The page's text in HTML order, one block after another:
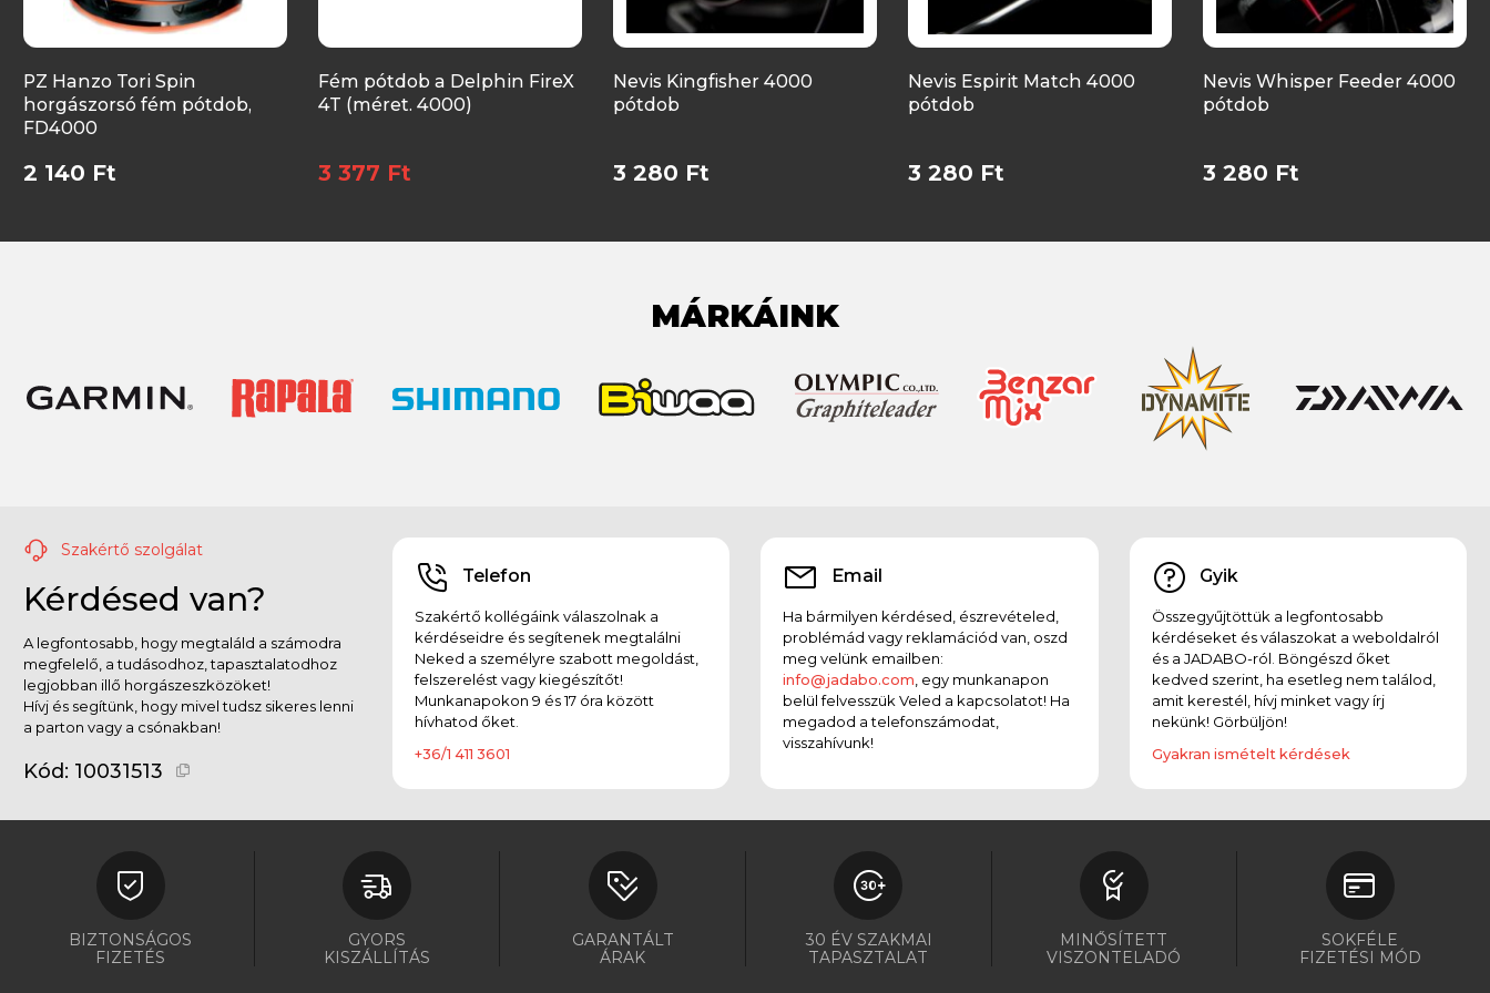
PZ Hanzo Tori Spin
horgászorsó fém pótdob,
FD4000
2 140 Ft
Fém pótdob a Delphin FireX
4T (méret. 4000)
3 377 Ft
Nevis Kingfisher 4000
pótdob
3 280 Ft
Nevis Espirit Match 4000
pótdob
3 280 Ft
Nevis Whisper Feeder 4000
pótdob
3 280 Ft
MÁRKÁINK
Szakértő szolgálat
Kérdésed van?
A legfontosabb, hogy megtaláld a számodra
megfelelő, a tudásodhoz, tapasztalatodhoz
legjobban illő horgászeszközöket!
Hívj és segítünk, hogy mivel tudsz sikeres lenni
a parton vagy a csónakban!
Kód: 10031513
Telefon
Szakértő kollégáink válaszolnak a
kérdéseidre és segítenek megtalálni
Neked a személyre szabott megoldást,
felszerelést vagy kiegészítőt!
Munkanapokon 9 és 17 óra között
hívhatod őket.
+36/1 411 3601
Email
Ha bármilyen kérdésed, észrevételed,
problémád vagy reklamációd van, oszd
meg velünk emailben:
info@jadabo.com , egy munkanapon
belül felvesszük Veled a kapcsolatot! Ha
megadod a telefonszámodat,
visszahívunk!
Gyik
Összegyűjtöttük a legfontosabb
kérdéseket és válaszokat a weboldalról
és a JADABO-ról. Böngészd őket
kedved szerint, ha esetleg nem találod,
amit kerestél, hívj minket vagy írj
nekünk! Görbüljön!
Gyakran ismételt kérdések
BIZTONSÁGOS
FIZETÉS
GYORS
KISZÁLLÍTÁS
GARANTÁLT
ÁRAK
30 ÉV SZAKMAI
TAPASZTALAT
MINŐSÍTETT
VISZONTELADÓ
SOKFÉLE
FIZETÉSI MÓD